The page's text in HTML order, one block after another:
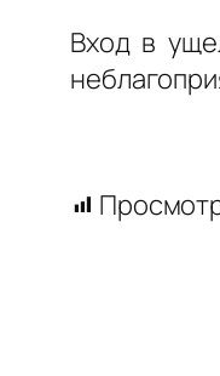
Вход в